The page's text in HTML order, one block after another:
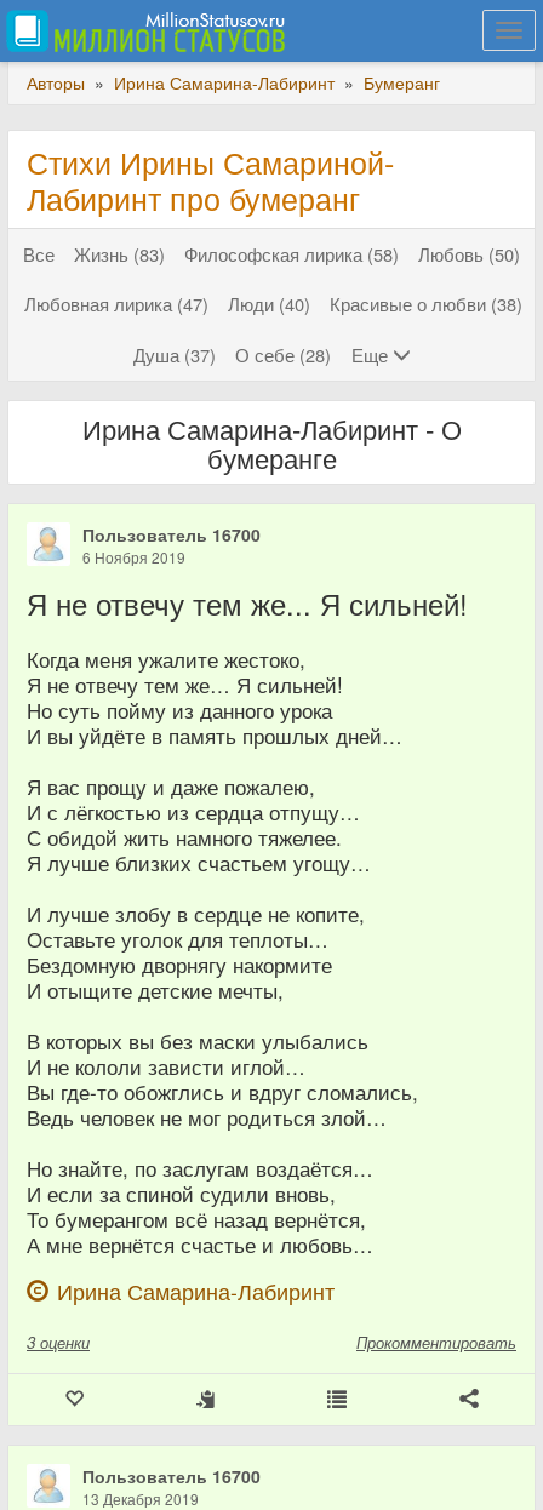
Авторы » Ирина Самарина-Лабиринт » Бумеранг
Стихи Ирины Самариной-
Лабиринт про бумеранг
Все Жизнь (83) Философская лирика (58)
Любовь (50)
Любовная лирика (47)
Люди (40)
Красивые о любви (38)
Душа (37)
О себе (28) Еще
Ирина Самарина-Лабиринт - О
бумеранге
Пользователь 16700
6 Ноября 2019
Я не отвечу тем же... Я сильней!
Когда меня ужалите жестоко,
Я не отвечу тем же… Я сильней!
Но суть пойму из данного урока
И вы уйдёте в память прошлых дней…
Я вас прощу и даже пожалею,
И с лёгкостью из сердца отпущу…
С обидой жить намного тяжелее.
Я лучше близких счастьем угощу…
И лучше злобу в сердце не копите,
Оставьте уголок для теплоты…
Бездомную дворнягу накормите
И отыщите детские мечты,
В которых вы без маски улыбались
И не кололи зависти иглой…
Вы где-то обожглись и вдруг сломались,
Ведь человек не мог родиться злой…
Но знайте, по заслугам воздаётся…
И если за спиной судили вновь,
То бумерангом всё назад вернётся,
А мне вернётся счастье и любовь…
Ирина Самарина-Лабиринт
3 оценки Прокомментировать
Пользователь 16700
13 Декабря 2019